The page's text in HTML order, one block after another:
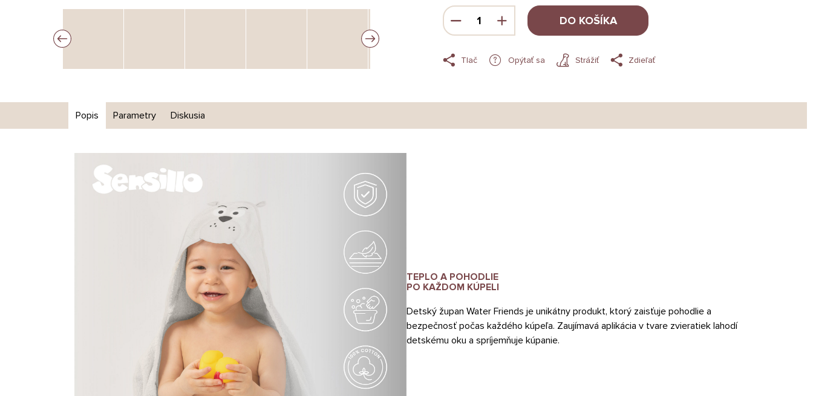
5
HVIEZDIČIEK.
Jednotková
cena:
DO KOŠÍKA
Tlač Opýtať sa Strážiť Zdieľať
Popis Parametry Diskusia
TEPLO A POHODLIE
PO KAŽDOM KÚPELI
Detský župan Water Friends je unikátny produkt, ktorý zaisťuje pohodlie a
bezpečnosť počas každého kúpeľa. Zaujímavá aplikácia v tvare zvieratiek lahodí
detskému oku a spríjemňuje kúpanie.